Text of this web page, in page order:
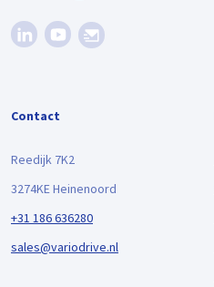
Contact
Reedijk 7K2
3274KE Heinenoord
+31 186 636280
sales@variodrive.nl